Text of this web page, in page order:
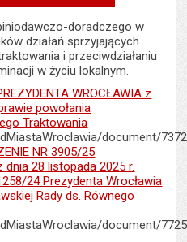
doradczego w
działań sprzyjających
i przeciwdziałaniu
w życiu lokalnym.
WROCŁAWIA z
powołania
Traktowania
document/
NR 3905/25
dnia 28 listopada 2025 r.
24 Prezydenta Wrocławia
Rady ds. Równego
document/